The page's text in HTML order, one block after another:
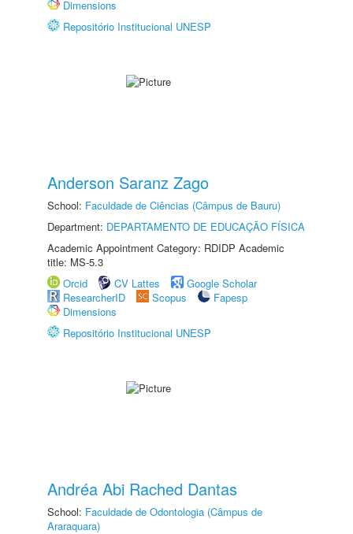
Dimensions
Repositório Institucional UNESP
Anderson Saranz Zago
School: Faculdade de Ciências (Câmpus de Bauru)
Department: DEPARTAMENTO DE EDUCAÇÃO FÍSICA
Academic Appointment Category: RDIDP Academic
title: MS-5.3
Orcid
CV Lattes
Google Scholar
ResearcherID
Scopus
Fapesp
Dimensions
Repositório Institucional UNESP
Andréa Abi Rached Dantas
School: Faculdade de Odontologia (Câmpus de
Araraquara)